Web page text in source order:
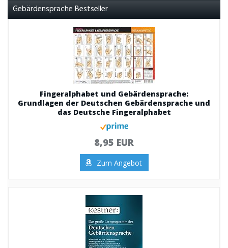
Gebärdensprache Bestseller
Fingeralphabet und Gebärdensprache:
Grundlagen der Deutschen Gebärdensprache und
das Deutsche Fingeralphabet
8,95 EUR
Zum Angebot